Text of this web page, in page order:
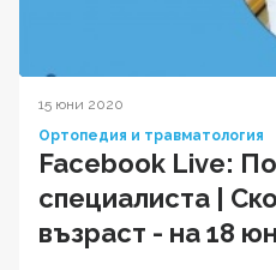
15 юни 2020
Ортопедия и травматология
Facebook Live:
специалиста |
възраст - на 18